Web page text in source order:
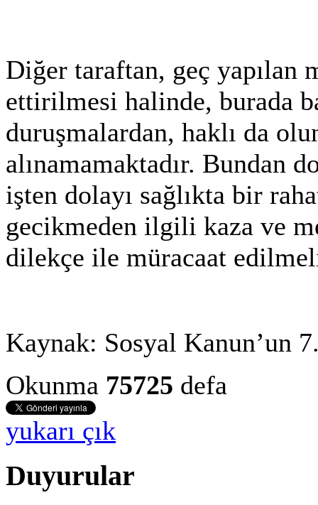
Diğer taraftan, geç yapılan
ettirilmesi halinde, burada
duruşmalardan, haklı da
alınamamaktadır. Bundan
işten dolayı sağlıkta bir
gecikmeden ilgili kaza ve
dilekçe ile müracaat
Kaynak: Sosyal Kanun’un
Okunma 75725 defa
yukarı çık
Duyurular